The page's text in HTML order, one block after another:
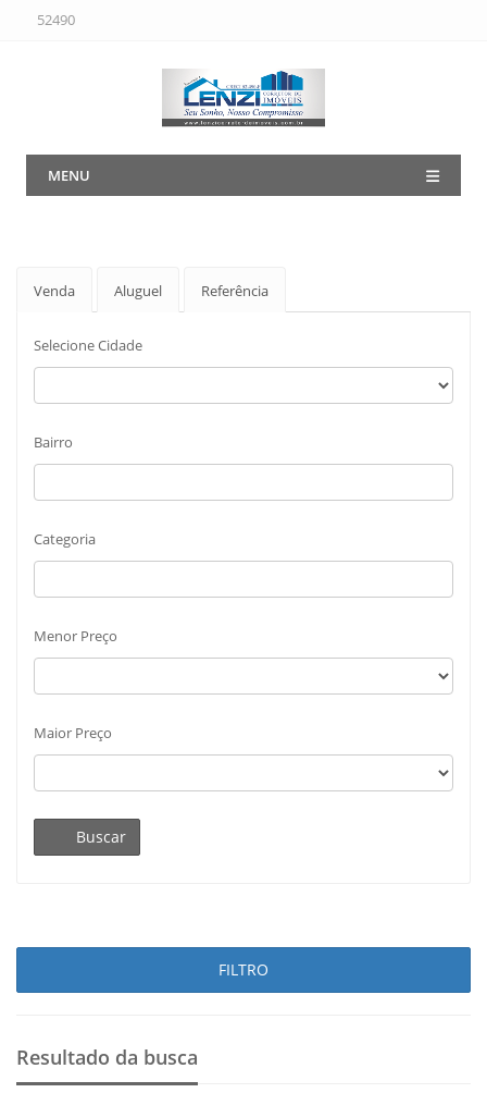
52490
MENU
Venda Aluguel Referência
Selecione Cidade
Bairro
Categoria
Menor Preço
Maior Preço
Buscar
FILTRO
Resultado da busca